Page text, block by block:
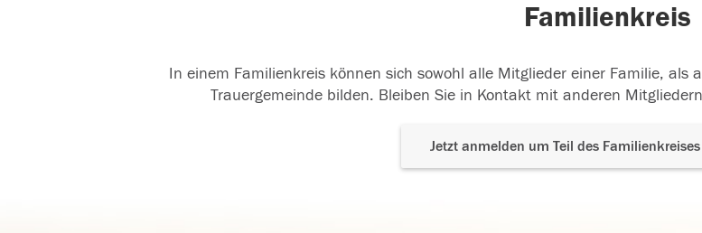
Familienkreis
In einem Familienkreis können sich sowohl alle Mitglieder einer Familie, als
Trauergemeinde bilden. Bleiben Sie in Kontakt mit anderen
Jetzt anmelden um Teil des